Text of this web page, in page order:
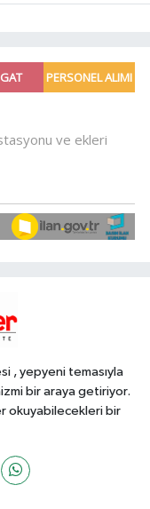
sponsoru oldu
, yepyeni temasıyla
bir araya getiriyor.
okuyabilecekleri bir